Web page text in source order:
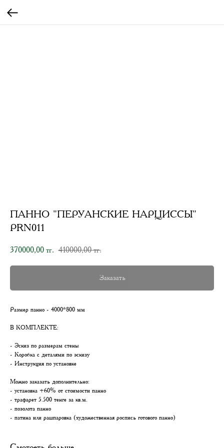
ПАННО "ПЕРУАНСКИЕ НАРЦИССЫ"
PRN011
370000,00 тг. 410000,00 тг.
Заказать
Размер панно - 4000*800 мм
В КОМПЛЕКТЕ:
- Эскиз по размерам стены
- Коробка с деталями по эскизу
- Инструкция по установке
Можно заказать дополнительно:
- установка +60% от стоимости панно
- трафарет 5.500 тенге за кв.м.
- позолота панно
- патина или рашпаровка (художественная роспись готового панно)